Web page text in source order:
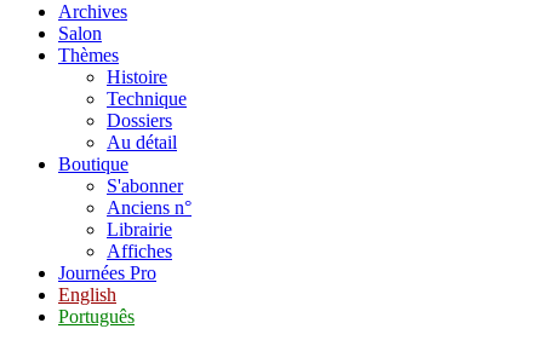
Archives
Salon
Thèmes
Histoire
Technique
Dossiers
Au détail
Boutique
S'abonner
Anciens n°
Librairie
Affiches
Journées Pro
English
Português